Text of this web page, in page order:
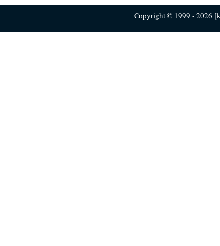
Copyright © 1999 - 2026